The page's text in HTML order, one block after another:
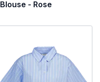
Blouse - Rose